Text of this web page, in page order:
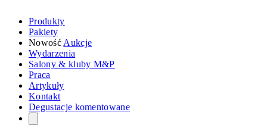
Produkty
Pakiety
Nowość Aukcje
Wydarzenia
Salony & kluby M&P
Praca
Artykuły
Kontakt
Degustacje komentowane